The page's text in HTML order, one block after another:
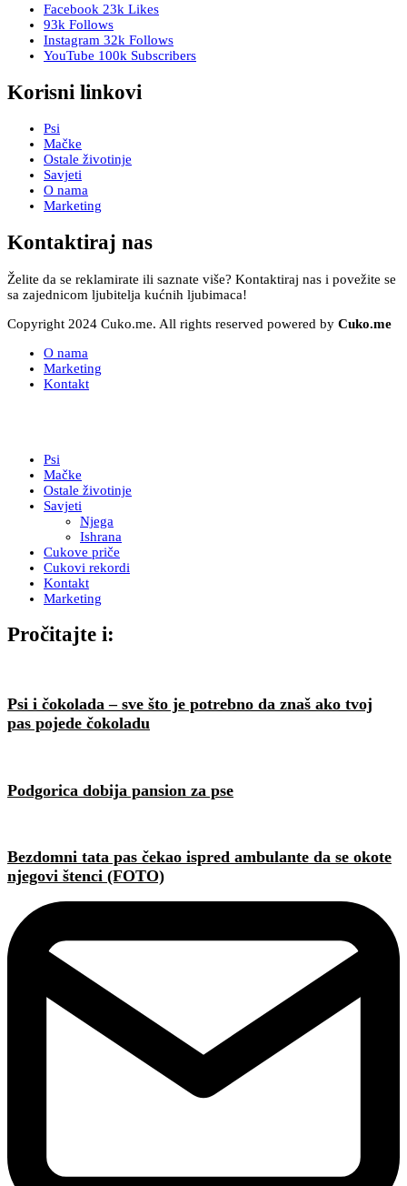
Facebook 23k Likes
93k Follows
Instagram 32k Follows
YouTube 100k Subscribers
Korisni linkovi
Psi
Mačke
Ostale životinje
Savjeti
O nama
Marketing
Kontaktiraj nas
Želite da se reklamirate ili saznate više? Kontaktiraj nas i povežite se
sa zajednicom ljubitelja kućnih ljubimaca!
Copyright 2024 Cuko.me. All rights reserved powered by Cuko.me
O nama
Marketing
Kontakt
Psi
Mačke
Ostale životinje
Savjeti
Njega
Ishrana
Cukove priče
Cukovi rekordi
Kontakt
Marketing
Pročitajte i:
Psi i čokolada – sve što je potrebno da znaš ako tvoj
pas pojede čokoladu
Podgorica dobija pansion za pse
Bezdomni tata pas čekao ispred ambulante da se okote
njegovi štenci (FOTO)